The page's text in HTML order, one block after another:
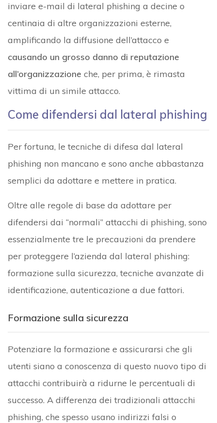
inviare e-mail di lateral phishing a decine o
centinaia di altre organizzazioni esterne,
amplificando la diffusione dell’attacco e
causando un grosso danno di reputazione
all’organizzazione che, per prima, è rimasta
vittima di un simile attacco.
Come difendersi dal lateral phishing
Per fortuna, le tecniche di difesa dal lateral
phishing non mancano e sono anche abbastanza
semplici da adottare e mettere in pratica.
Oltre alle regole di base da adottare per
difendersi dai “normali” attacchi di phishing, sono
essenzialmente tre le precauzioni da prendere
per proteggere l’azienda dal lateral phishing:
formazione sulla sicurezza, tecniche avanzate di
identificazione, autenticazione a due fattori.
Formazione sulla sicurezza
Potenziare la formazione e assicurarsi che gli
utenti siano a conoscenza di questo nuovo tipo di
attacchi contribuirà a ridurne le percentuali di
successo. A differenza dei tradizionali attacchi
phishing, che spesso usano indirizzi falsi o